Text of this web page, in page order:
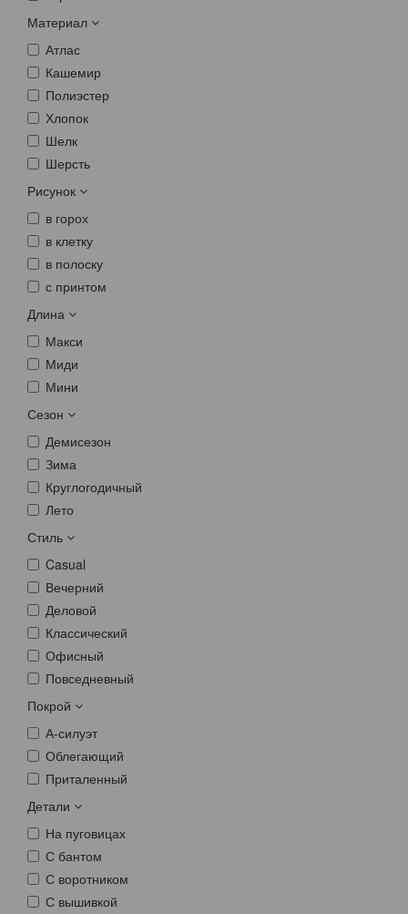
Материал
Атлас
Кашемир
Полиэстер
Хлопок
Шелк
Шерсть
Рисунок
в горох
в клетку
в полоску
с принтом
Длина
Макси
Миди
Мини
Сезон
Демисезон
Зима
Круглогодичный
Лето
Стиль
Casual
Вечерний
Деловой
Классический
Офисный
Повседневный
Покрой
А-силуэт
Облегающий
Приталенный
Детали
На пуговицах
С бантом
С воротником
С вышивкой